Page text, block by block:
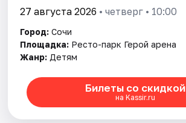
27 августа 2026 • четверг • 10:00
Город: Сочи
Площадка: Ресто-парк Герой арена
Жанр: Детям
Билеты со скидкой
на Kassir.ru